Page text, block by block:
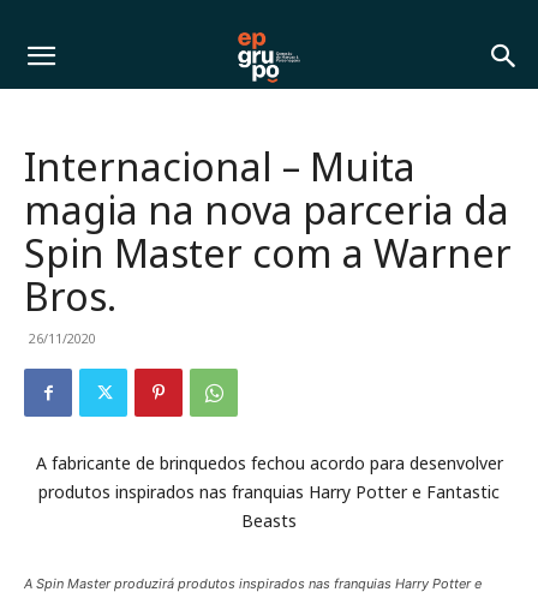
Internacional – Muita
magia na nova parceria da
Spin Master com a Warner
Bros.
26/11/2020
A fabricante de brinquedos fechou acordo para desenvolver
produtos inspirados nas franquias Harry Potter e Fantastic
Beasts
A Spin Master produzirá produtos inspirados nas franquias Harry Potter e